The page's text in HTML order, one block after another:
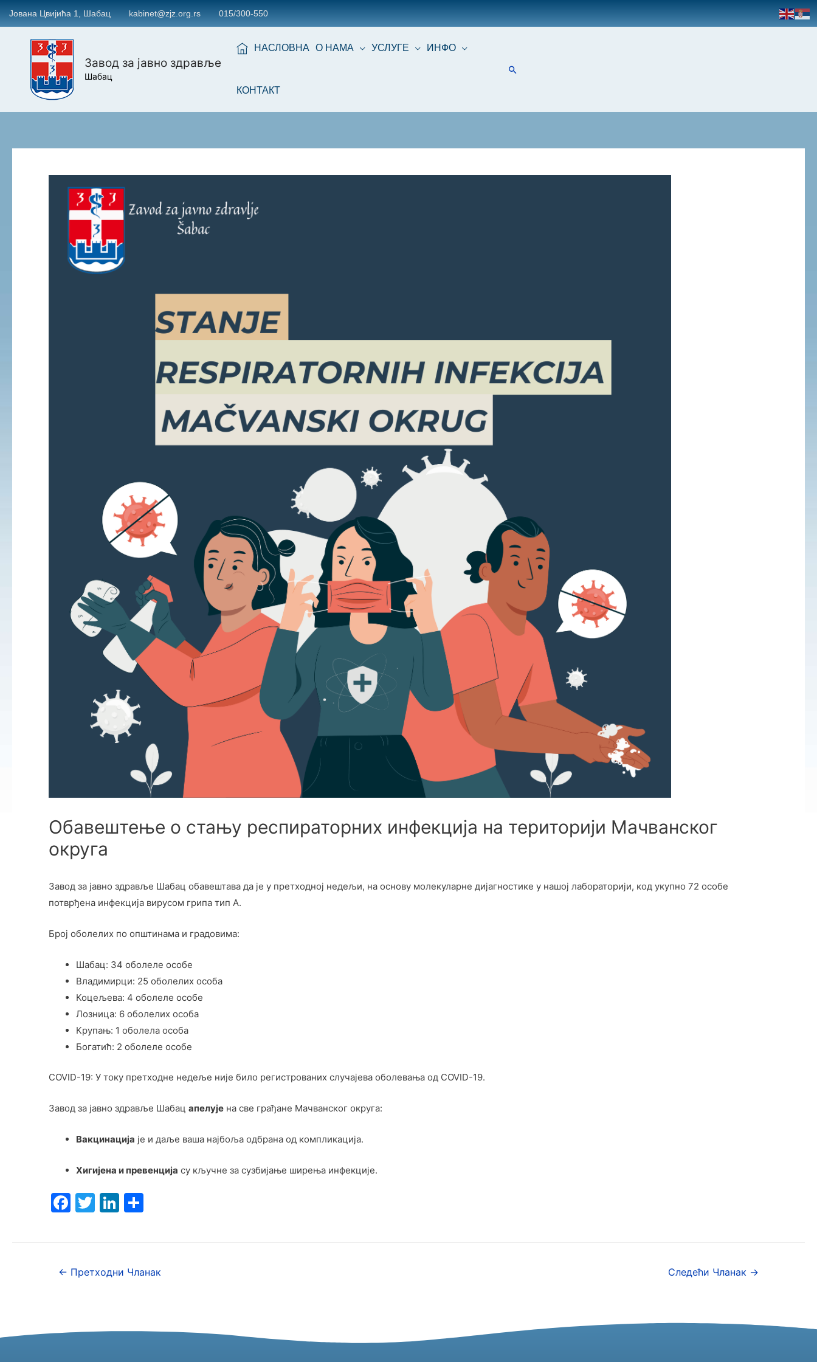
Јована Цвијића 1, Шабац kabinet@zjz.org.rs 015/300-550
Завод за јавно здравље
Шабац
НАСЛОВНА О НАМА УСЛУГЕ ИНФО
КОНТАКТ
Обавештење о стању респираторних инфекција на територији Мачванског
округа
Завод за јавно здравље Шабац обавештава да је у претходној недељи, на основу молекуларне дијагностике у нашој лабораторији, код укупно 72 особе
потврђена инфекција вирусом грипа тип А.
Број оболелих по општинама и градовима:
Шабац: 34 оболеле особе
Владимирци: 25 оболелих особа
Коцељева: 4 оболеле особе
Лозница: 6 оболелих особа
Крупањ: 1 оболела особа
Богатић: 2 оболеле особе
COVID-19: У току претходне недеље није било регистрованих случајева оболевања од COVID-19.
Завод за јавно здравље Шабац апелујена све грађане Мачванског округа:
Вакцинација је и даље ваша најбоља одбрана од компликација.
Хигијена и превенција су кључне за сузбијање ширења инфекције.
F
b
k
T Li
dI
S
← Претходни Чланак Следећи Чланак →